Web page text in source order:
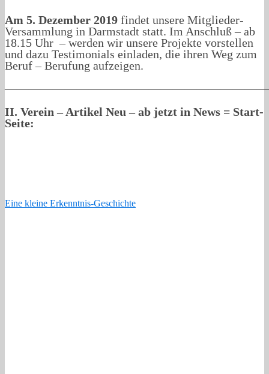
Am 5. Dezember 2019 findet unsere Mitglieder-
Versammlung in Darmstadt statt. Im Anschluß – ab
18.15 Uhr – werden wir unsere Projekte vorstellen
und dazu Testimonials einladen, die ihren Weg zum
Beruf – Berufung aufzeigen.
II. Verein – Artikel Neu – ab jetzt in News = Start-
Seite:
Eine kleine Erkenntnis-Geschichte